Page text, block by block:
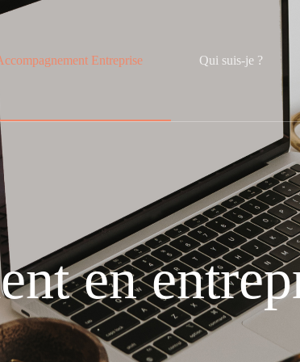
Entreprise Qui suis-je ?
en